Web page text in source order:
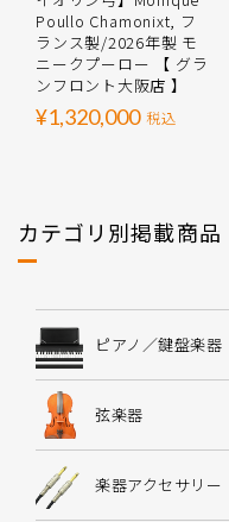
Poullo Chamonixt, フ
ランス製/2026年製 モ
ニークプーロー 【 グラ
ンフロント大阪店 】
¥1,320,000 税込
カテゴリ別掲載商品
ピアノ／鍵盤楽器
弦楽器
楽器アクセサリー